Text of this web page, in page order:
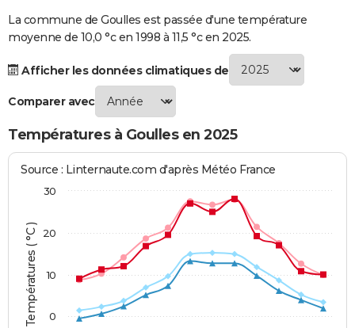
S'inscrire
Se connecter
Lycées
Collèges
Primaires
Universités
Entreprises
Service militaire
Avis de recherche
AVIS DE DÉCÈS
FORUM
Bricolage
Lifestyle
Culture
Sport
Auto
Television
Voyage
Cinema
La commune de Goulles est passée d'une température
moyenne de 10,0 °c en 1998 à 11,5 °c en 2025.
Afficher les données climatiques de
Comparer avec
Températures à Goulles en 2025
Températures ( °C )
Source : Linternaute.com d'après Météo France
0
10
20
30